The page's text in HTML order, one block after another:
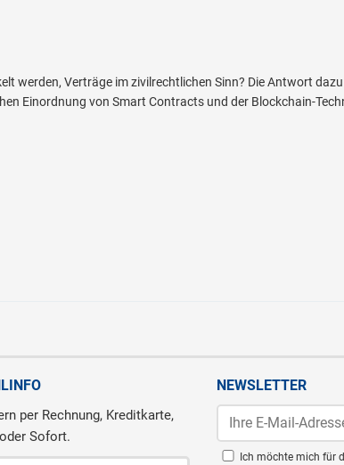
werden, Verträge im zivilrechtlichen Sinn? Die Antwort
Einordnung von Smart Contracts und der Blockchain-
per Rechnung, Kreditkarte,
Sofort.
NEWSLETTER
Ich möchte mich für